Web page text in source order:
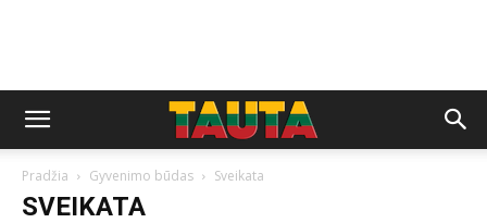
Pradžia Gyvenimo būdas Sveikata
SVEIKATA